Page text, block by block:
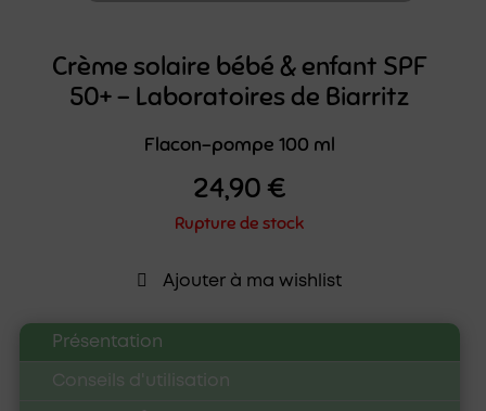
Crème solaire bébé & enfant SPF
50+ – Laboratoires de Biarritz
Flacon-pompe 100 ml
24,90€
Rupture de stock
Ajouter à ma wishlist
Présentation
Conseils d'utilisation